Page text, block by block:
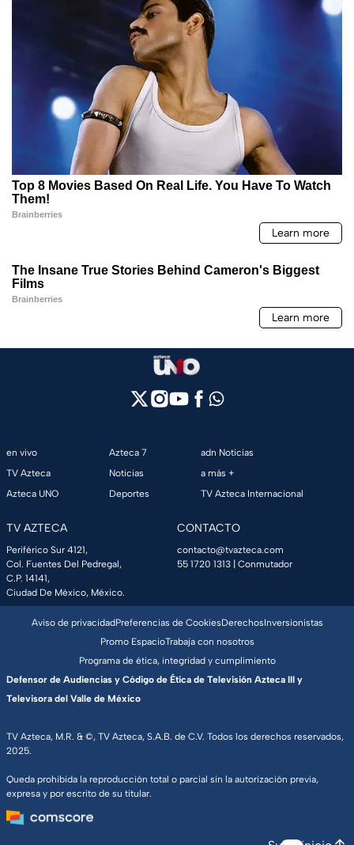
en vivo
TV Azteca
Azteca UNO
Azteca 7
Noticias
Deportes
adn Noticias
a más +
TV Azteca Internacional
TV AZTECA
Periférico Sur 4121,
Col. Fuentes Del Pedregal,
C.P. 14141,
Ciudad De México, México.
CONTACTO
contacto@tvazteca.com
55 1720 1313 | Conmutador
TV Azteca, M.R. & ©, TV Azteca, S.A.B. de C.V. Todos los derechos reservados,
2025.
Queda prohibida la reproducción total o parcial sin la autorización previa,
expresa y por escrito de su titular.
Aviso de privacidadPreferencias de CookiesDerechosInversionistas
Promo EspacioTrabaja con nosotros
Programa de ética, integridad y cumplimiento
Defensor de Audiencias y Código de Ética de Televisión Azteca III y
Televisora del Valle de México